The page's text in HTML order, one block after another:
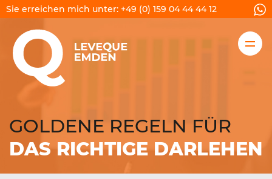
RATGEBER / TIPPS
ÜBER MICH
Sie erreichen mich unter: +49 (0) 159 04 44 44 12
GOLDENE REGELN FÜR
DAS RICHTIGE DARLEHEN